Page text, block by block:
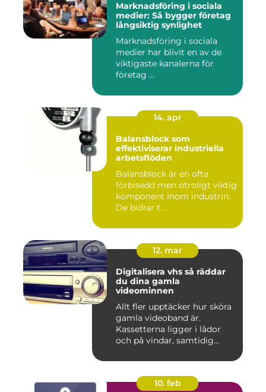
Marknadsföring i sociala
medier: Så bygger företag
långsiktig synlighet
Marknadsföring i sociala
medier har blivit en av de
viktigaste kanalerna för
företag ...
14. apr
Balansblock som
effektiviserar industriella
arbetsflöden
Balansblock är en ofta
förbisedd men otroligt viktig
komponent inom industrin.
De bidrar t...
12. mar
Digitalisera vhs så räddar
du dina gamla
videominnen
Allt fler upptäcker hur sköra
gamla videoband är.
Kassetterna ligger i lådor
och på vindar, samtidig...
10. feb